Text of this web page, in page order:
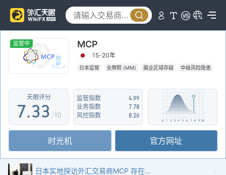
监管中 MCP
15-20年
日本监管 全牌照 (MM) 展业区域存疑 中级风险隐患
天眼评分
2
3
4
6
7
8
9
.
0
1
2
3
4
5
0
2
3
4
5
/10
监管指数
4.99
业务指数
7.78
风控指数
8.26
时光机 官方网址
日本实地探访外汇交易商MCP 存在真实展业场所